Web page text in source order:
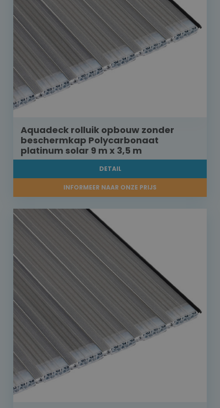
Aquadeck rolluik opbouw zonder
beschermkap Polycarbonaat
platinum solar 9 m x 3,5 m
DETAIL
INFORMEER NAAR ONZE PRIJS